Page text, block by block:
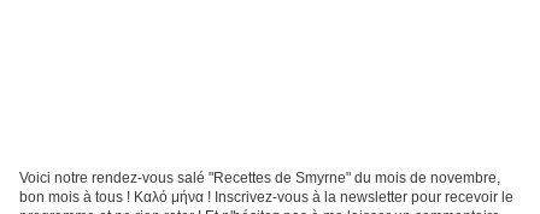
Voici notre rendez-vous salé "Recettes de Smyrne" du mois de novembre,
bon mois à tous ! Καλό μήνα ! Inscrivez-vous à la newsletter pour recevoir le